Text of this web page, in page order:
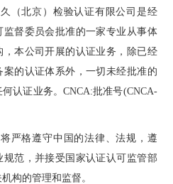
（北京）检验认证有限公司是经
监督委员会批准的一家专业从事体
，本公司开展的认证业务，除已经
案的认证体系外，一切未经批准的
认证业务。CNCA:批准号(CNCA-
严格遵守中国的法律、法规，遵
规范，并接受国家认证认可监管部
构的管理和监督。